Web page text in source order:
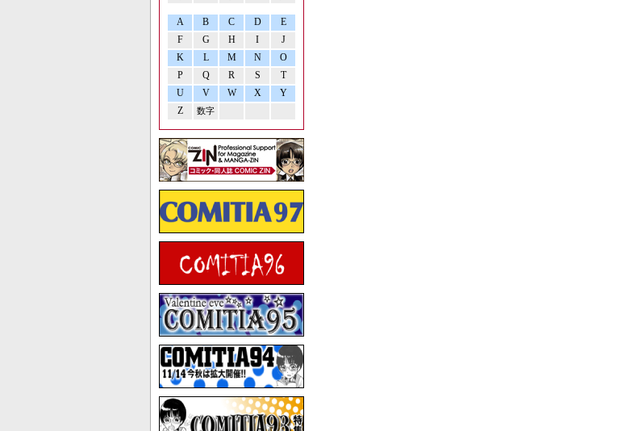
A B C D
E
F
G H I
J
K
L M N
O
P
Q R S
T
U
V W X
Y
Z
数字